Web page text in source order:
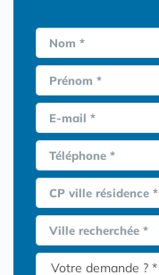
Nom *
Prénom *
E-mail *
Téléphone *
CP ville résidence *
Ville recherchée *